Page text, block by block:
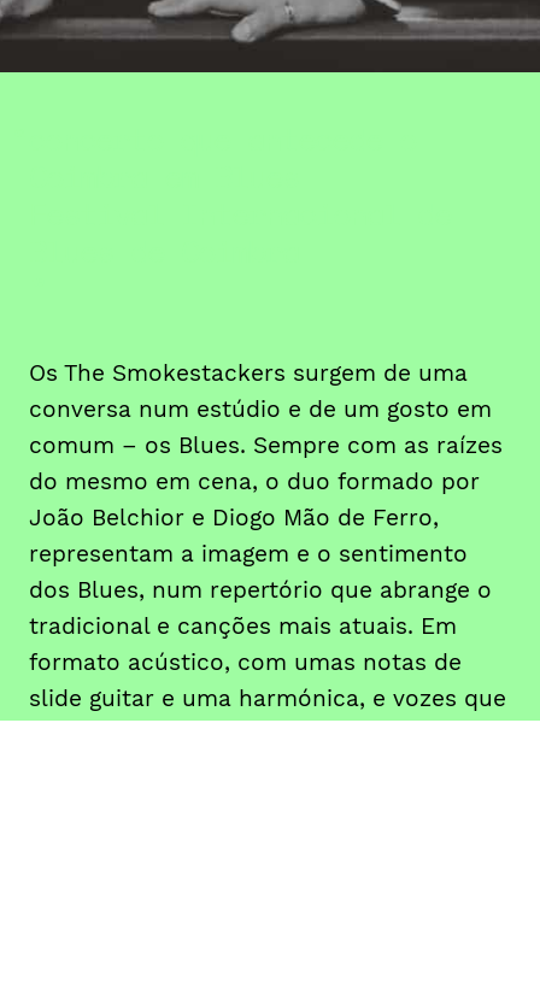
Os The Smokestackers surgem de uma
conversa num estúdio e de um gosto em
comum – os Blues. Sempre com as raízes
do mesmo em cena, o duo formado por
João Belchior e Diogo Mão de Ferro,
representam a imagem e o sentimento
dos Blues, num repertório que abrange o
tradicional e canções mais atuais. Em
formato acústico, com umas notas de
slide guitar e uma harmónica, e vozes que